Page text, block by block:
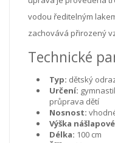
vodou ředitelným
zachovává přirozený
Technické
Typ: dětský
Určení:
průprava dětí
Nosnost:
Výška
Délka: 100 cm